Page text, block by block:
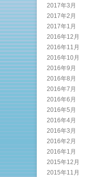
2017年3月
2017年2月
2017年1月
2016年12月
2016年11月
2016年10月
2016年9月
2016年8月
2016年7月
2016年6月
2016年5月
2016年4月
2016年3月
2016年2月
2016年1月
2015年12月
2015年11月